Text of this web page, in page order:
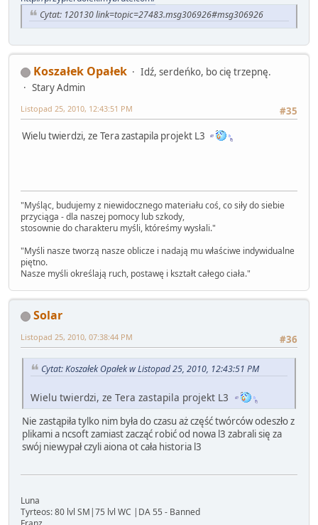
Cytat: 120130 link=topic=27483.msg306926#msg306926
Koszałek Opałek
Idź, serdeńko, bo cię trzepnę.
Stary Admin
#35
Listopad 25, 2010, 12:43:51 PM
Wielu twierdzi, ze Tera zastapila projekt L3
"Myśląc, budujemy z niewidocznego materiału coś, co siły do siebie
przyciąga - dla naszej pomocy lub szkody,
stosownie do charakteru myśli, któreśmy wysłali."
"Myśli nasze tworzą nasze oblicze i nadają mu właściwe indywidualne
piętno.
Nasze myśli określają ruch, postawę i kształt całego ciała."
Solar
#36
Listopad 25, 2010, 07:38:44 PM
Cytat: Koszałek Opałek w Listopad 25, 2010, 12:43:51 PM
Wielu twierdzi, ze Tera zastapila projekt L3
Nie zastąpiła tylko nim była do czasu aż część twórców odeszło z
plikami a ncsoft zamiast zacząć robić od nowa l3 zabrali się za
swój niewypał czyli aiona ot cała historia l3
Luna
Tyrteos: 80 lvl SM|75 lvl WC |DA 55 - Banned